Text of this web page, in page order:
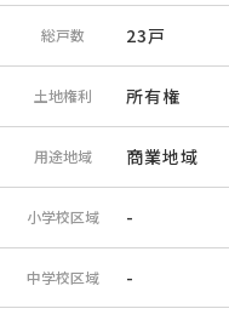
総戸数 23戸
土地権利 所有権
用途地域 商業地域
小学校区域 -
中学校区域 -